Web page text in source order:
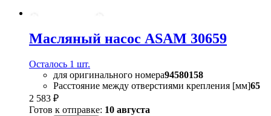
Масляный насос ASAM 30659
Осталось 1 шт.
для оригинального номера94580158
Расстояние между отверстиями крепления [мм]65
2 583 ₽
Готов к отправке: 10 августа